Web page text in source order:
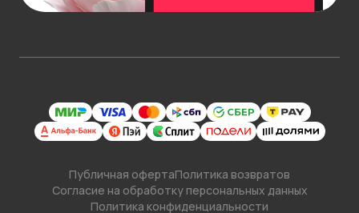
Публичная офертаПолитика возвратов
Согласие на обработку персональных данных
Политика конфиденциальности